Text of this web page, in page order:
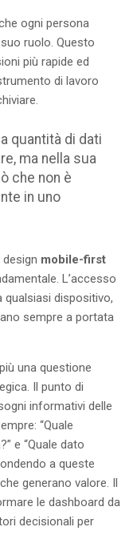
ogni persona
ruolo. Questo
più rapide ed
di lavoro
quantità di dati
ma nella sua
che non è
in uno
mobile-first
L’accesso
qualsiasi dispositivo,
sempre a portata
una questione
Il punto di
informativi delle
“Quale
e “Quale dato
a queste
generano valore. Il
le dashboard da
decisionali per